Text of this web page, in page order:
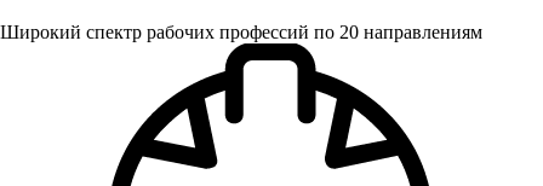
Широкий спектр рабочих профессий по 20 направлениям